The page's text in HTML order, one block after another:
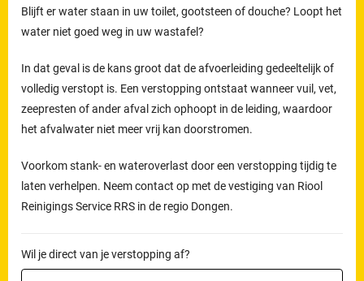
Blijft er water staan in uw toilet, gootsteen of douche? Loopt het
water niet goed weg in uw wastafel?
In dat geval is de kans groot dat de afvoerleiding gedeeltelijk of
volledig verstopt is. Een verstopping ontstaat wanneer vuil, vet,
zeepresten of ander afval zich ophoopt in de leiding, waardoor
het afvalwater niet meer vrij kan doorstromen.
Voorkom stank- en wateroverlast door een verstopping tijdig te
laten verhelpen. Neem contact op met de vestiging van Riool
Reinigings Service RRS in de regio Dongen.
Wil je direct van je verstopping af?